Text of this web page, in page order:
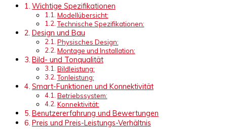
Wichtige Spezifikationen
Modellübersicht:
Technische Spezifikationen:
Design und Bau
Physisches Design:
Montage und Installation:
Bild- und Tonqualität
Bildleistung:
Tonleistung:
Smart-Funktionen und Konnektivität
Betriebssystem:
Konnektivität:
Benutzererfahrung und Bewertungen
Preis und Preis-Leistungs-Verhältnis